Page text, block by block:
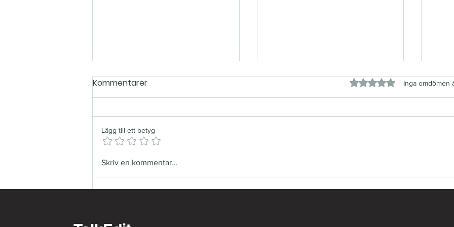
Framtiden för företags-
podcaster: Hur de kan
stärka ditt varumärke
ljudkvaliteten på din
podcast – Experttips från
Du
Kommentarer Betygsatt till 0 av 5Inga omdömen
Lägg till ett betyg
Skriv en kommentar...